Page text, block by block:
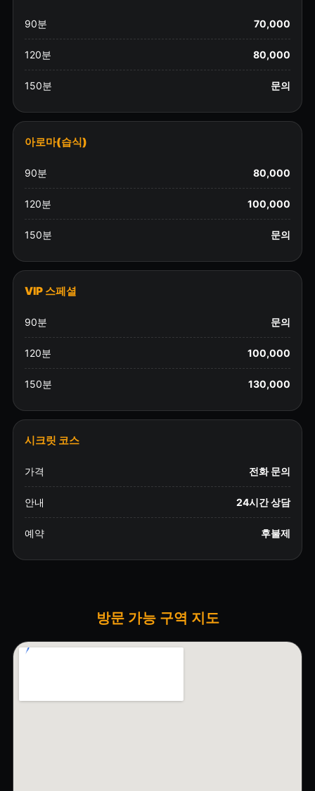
90분 70,000
120분 80,000
150분 문의
아로마(습식)
90분 80,000
120분 100,000
150분 문의
VIP 스페셜
90분 문의
120분 100,000
150분 130,000
시크릿 코스
가격 전화 문의
안내 24시간 상담
예약 후불제
방문 가능 구역 지도